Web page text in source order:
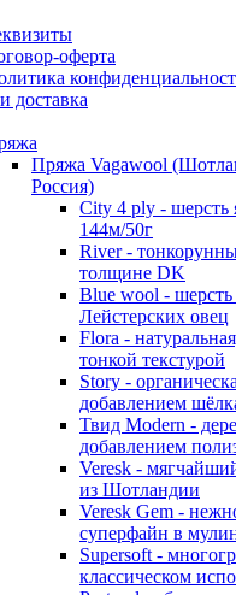
оферта
доставка
Пряжа Vagawool
Россия)
City 4 ply - шерсть
144м/50г
River -
толщине DK
Blue wool -
Лейстерских овец
Flora -
тонкой текстурой
Story -
добавлением
Твид Modern -
добавлением
Veresk -
из Шотландии
Veresk Gem -
суперфайн в
Supersoft -
классическом